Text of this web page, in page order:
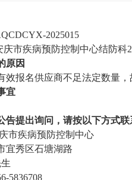
2025015
疾病预防控制中心结防科
原因
报名供应商不足法定数量，
宜
告提出询问，请按以下方式联
疾病预防控制中心
秀区石塘湖路
5836708